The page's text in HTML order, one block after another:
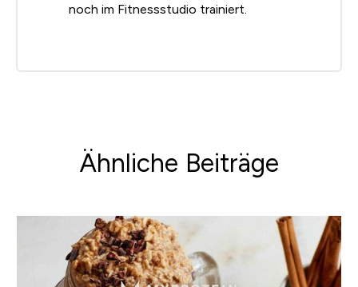
noch im Fitnessstudio trainiert.
Ähnliche Beiträge